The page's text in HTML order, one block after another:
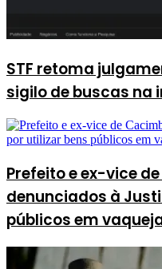
STF retoma
sigilo de buscas na
Prefeito e ex-vice
denunciados à
públicos em